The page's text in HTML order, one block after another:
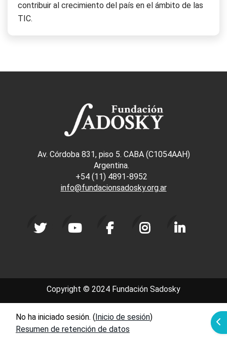
contribuir al crecimiento del país en el ámbito de las
TIC.
Av. Córdoba 831, piso 5. CABA (C1054AAH)
Argentina.
+54 (11) 4891-8952
info@fundacionsadosky.org.ar
Copyright © 2024 Fundación Sadosky
No ha iniciado sesión. (Inicio de sesión)
Resumen de retención de datos